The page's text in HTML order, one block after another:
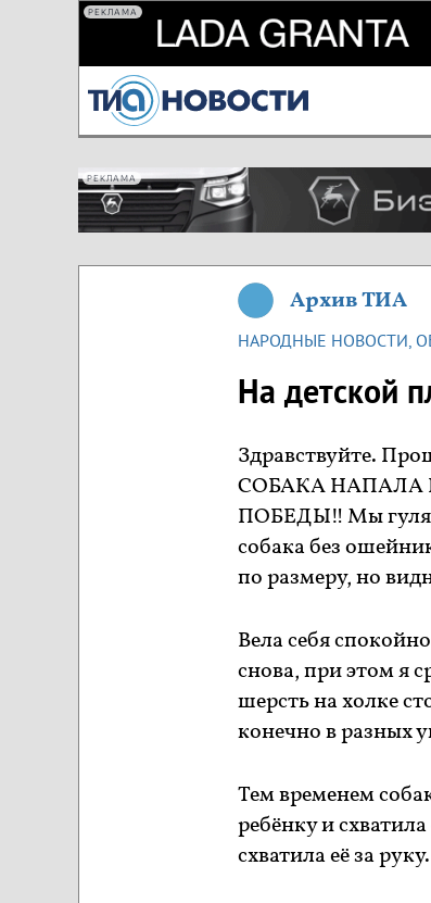
РЕКЛАМА
РЕКЛАМА
Архив ТИА
НАРОДНЫЕ НОВОСТИ,
На детской
Здравствуйте.
СОБАКА НАПАЛА
ПОБЕДЫ‼️ Мы
собака без
по размеру, но
Вела себя
снова, при этом я
шерсть на холке
конечно в разных
Тем временем
ребёнку и
схватила её за руку.